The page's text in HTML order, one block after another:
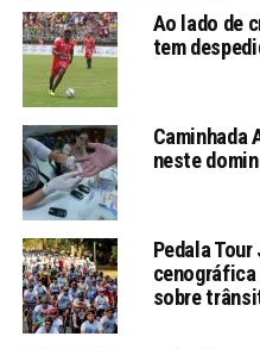
Ao lado de
tem
Caminhada
neste
Pedala
sobre